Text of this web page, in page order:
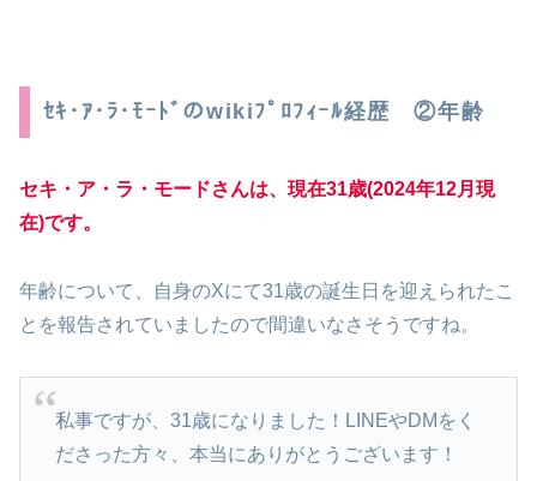
ｾｷ･ｱ･ﾗ･ﾓｰﾄﾞのwikiﾌﾟﾛﾌｨｰﾙ経歴 ②年齢
セキ・ア・ラ・モードさんは、現在31歳(2024年12月現
在)です。
年齢について、自身のXにて31歳の誕生日を迎えられたこ
とを報告されていましたので間違いなさそうですね。
私事ですが、31歳になりました！LINEやDMをく
ださった方々、本当にありがとうございます！